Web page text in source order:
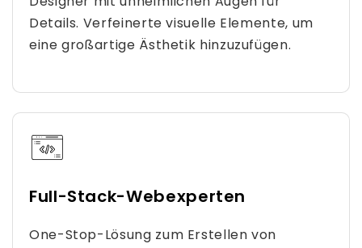
Details. Verfeinerte visuelle Elemente, um
eine großartige Ästhetik hinzuzufügen.
Full-Stack-Webexperten
One-Stop-Lösung zum Erstellen von